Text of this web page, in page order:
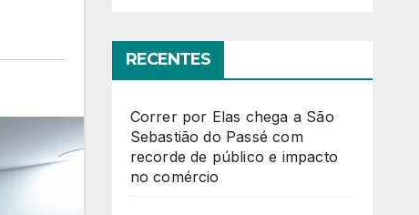
RECENTES
Correr por Elas chega a São
Sebastião do Passé com
recorde de público e impacto
no comércio